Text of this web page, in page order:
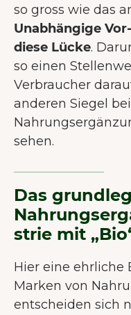
so gross wie das
Unabhängige
diese Lücke.
so einen
Verbraucher
anderen Siegel bei
sehen.
Das
strie mit
Hier eine ehrliche
Marken von
entscheiden sich